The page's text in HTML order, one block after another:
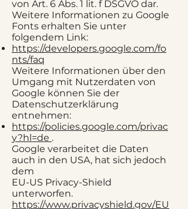
von Art. 6 Abs. 1 lit. f DSGVO dar.
Weitere Informationen zu Google
Fonts erhalten Sie unter
folgendem Link:
https://developers.google.com/fo
nts/faq
Weitere Informationen über den
Umgang mit Nutzerdaten von
Google können Sie der
Datenschutzerklärung
entnehmen:
https://policies.google.com/privac
y?hl=de .
Google verarbeitet die Daten
auch in den USA, hat sich jedoch
dem
EU-US Privacy-Shield
unterworfen.
https://www.privacyshield.gov/EU